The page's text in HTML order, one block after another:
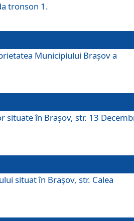
tronson 1.
Municipiului Brașov a
situate în Brașov, str. 13
situat în Brașov, str. Calea